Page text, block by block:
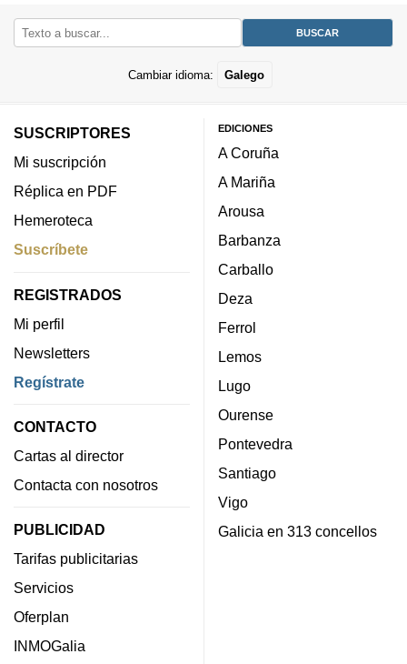
Cambiar idioma: Galego
SUSCRIPTORES
Mi suscripción
Réplica en PDF
Hemeroteca
Suscríbete
REGISTRADOS
Mi perfil
Newsletters
Regístrate
CONTACTO
Cartas al director
Contacta con nosotros
PUBLICIDAD
Tarifas publicitarias
Servicios
Oferplan
INMOGalia
EDICIONES
A Coruña
A Mariña
Arousa
Barbanza
Carballo
Deza
Ferrol
Lemos
Lugo
Ourense
Pontevedra
Santiago
Vigo
Galicia en 313 concellos